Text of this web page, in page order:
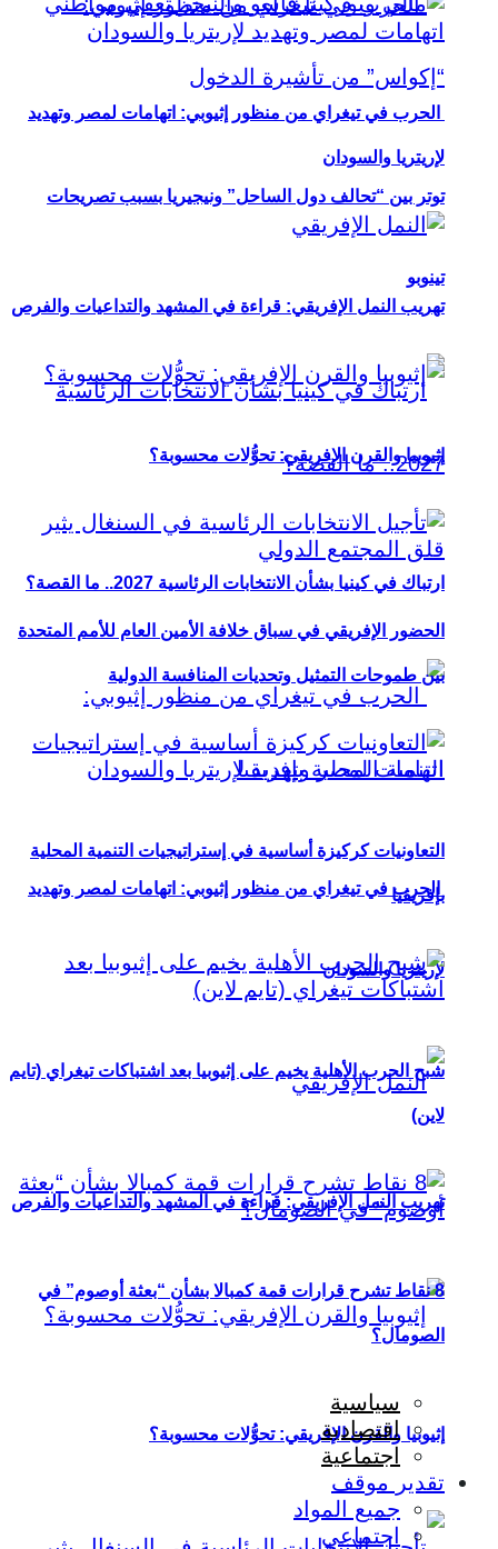
توتر بين “تحالف دول الساحل” ونيجيريا بسبب تصريحات
تينوبو
ارتباك في كينيا بشأن الانتخابات الرئاسية 2027.. ما القصة؟
الحرب في تيغراي من منظور إثيوبي: اتهامات لمصر وتهديد
لإريتريا والسودان
تهريب النمل الإفريقي: قراءة في المشهد والتداعيات والفرص
إثيوبيا والقرن الإفريقي: تحوُّلات محسوبة؟
الحرب في تيغراي من منظور إثيوبي: اتهامات لمصر وتهديد
لإريتريا والسودان
تهريب النمل الإفريقي: قراءة في المشهد والتداعيات والفرص
إثيوبيا والقرن الإفريقي: تحوُّلات محسوبة؟
الحضور الإفريقي في سباق خلافة الأمين العام للأمم المتحدة
بين طموحات التمثيل وتحديات المنافسة الدولية
التعاونيات كركيزة أساسية في إستراتيجيات التنمية المحلية
بإفريقيا
شبح الحرب الأهلية يخيم على إثيوبيا بعد اشتباكات تيغراي (تايم
لاين)
8 نقاط تشرح قرارات قمة كمبالا بشأن “بعثة أوصوم” في
الصومال؟
سياسية
اقتصادية
اجتماعية
تقدير موقف
جميع المواد
اجتماعي